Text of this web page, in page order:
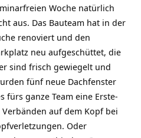
Woche natürlich
aus. Das Bauteam hat in der
renoviert und den
neu aufgeschüttet, die
sind frisch gewiegelt und
fünf neue Dachfenster
fürs ganze Team eine Erste-
auf dem Kopf bei
Oder